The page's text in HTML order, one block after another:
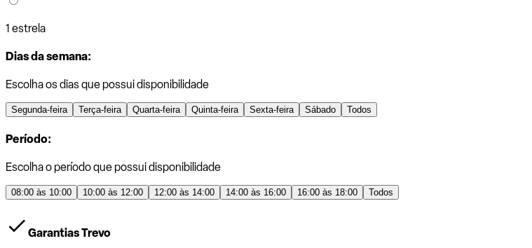
1 estrela
Dias da semana:
Escolha os dias que possui disponibilidade
Segunda-feira Terça-feira Quarta-feira Quinta-feira Sexta-feira Sábado Todos
Período:
Escolha o período que possui disponibilidade
08:00 às 10:00 10:00 às 12:00 12:00 às 14:00 14:00 às 16:00 16:00 às 18:00 Todos
Garantias Trevo